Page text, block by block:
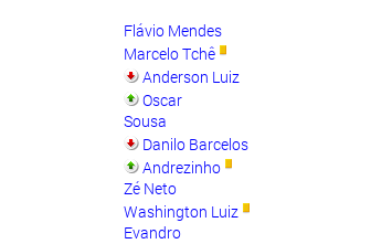
Flávio Mendes
Marcelo Tchê
Anderson Luiz
Oscar
Sousa
Danilo Barcelos
Andrezinho
Zé Neto
Washington Luiz
Evandro